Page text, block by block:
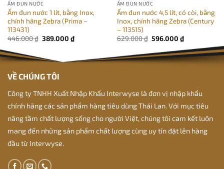
ẤM ĐUN NƯỚC
Ấm đun nước 1 lít, bằng Inox,
chính hãng Zebra (Prima –
113431)
446.000₫ Giá
gốc
446.000 ₫.
389.000 ₫Giá
hiện
389.000 ₫.
ẤM ĐUN NƯỚC
Ấm đun nước 4,5 lít, có còi, bằng
Inox, chính hãng Zebra (Century
– 113515)
629.000₫ Giá
gốc
là:
629.000 ₫.
596.000 ₫Giá
hiện
tại
là:
596.000 ₫.
VỀ CHÚNG TÔI
Công ty TNHH Xuất Nhập Khẩu Interwyse là đơn vị nhập khẩu
chính hãng các sản phẩm hàng tiêu dùng Thái Lan. Với mục tiêu
nâng tầm chất lượng sống cho người Việt, chúng tôi cam kết luôn
mang đến những sản phẩm chất lượng cùng uy tín đặt lên hàng
đầu từ Interwyse.